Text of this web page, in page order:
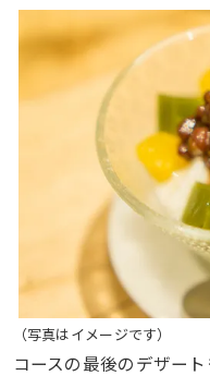
（写真はイメージです）
コースの最後のデザー